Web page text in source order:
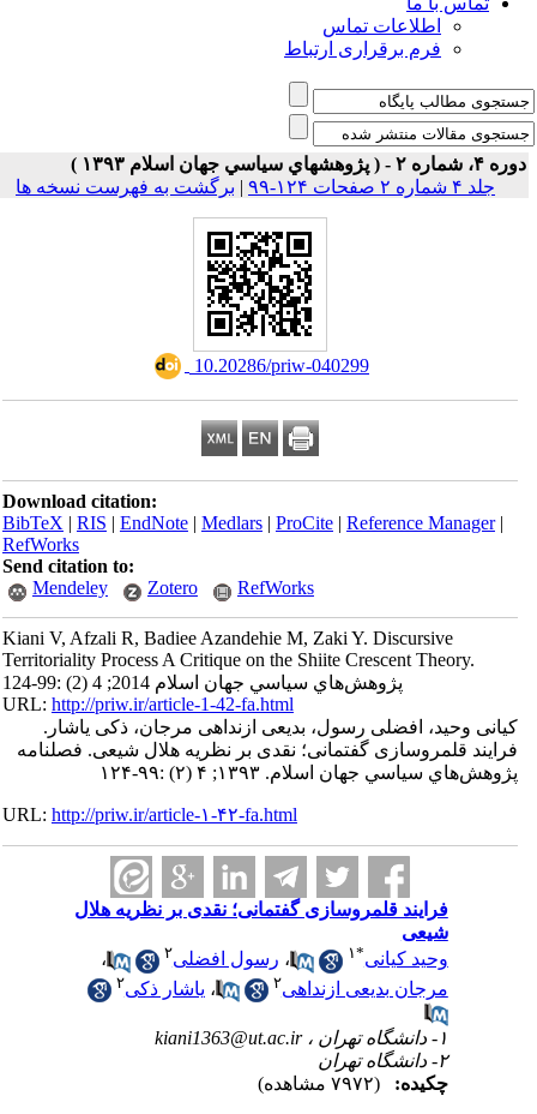
اطلاعات تماس
فرم برقراری ارتباط
۲ - ( پژوهشهاي سياسي جهان اسلام ۱۳۹۳ )
جلد ۴ شماره ۲ صفحات ۱۲۴-۹۹
|برگشت به فهرست نسخه ها
‎ 10.20286/priw-040299
Download citation:
BibTeX|RIS|EndNote|Medlars|ProCite|Reference Manager
RefWorks
Send citation to:
Mendeley
Zotero RefWorks
Kiani V, Afzali R, Badiee Azandehie M, Zaki Y. Discursive
Territoriality Process A Critique on the Shiite Crescent Theory.
پژوهش‌هاي سياسي جهان اسلام 2014; 4 (2) :99-124
URL:http://priw.ir/article-1-42-fa.html
کیانی وحید، افضلی رسول، بدیعی ازنداهی مرجان، ذکی یاشار.
فرایند قلمروسازی گفتمانی؛ نقدی بر نظریه هلال شیعی. فصلنامه
پژوهش‌هاي سياسي جهان اسلام. ۱۳۹۳; ۴ (۲) :۹۹-۱۲۴
URL:http://priw.ir/article-۱-۴۲-fa.html
فرایند قلمروسازی گفتمانی؛ نقدی بر نظریه هلال
شیعی
وحید کیانی
۱ ،رسول افضلی
،
مرجان بدیعی ازنداهی
،یاشار ذکی
kiani1363@ut.ac.ir
چکیده: